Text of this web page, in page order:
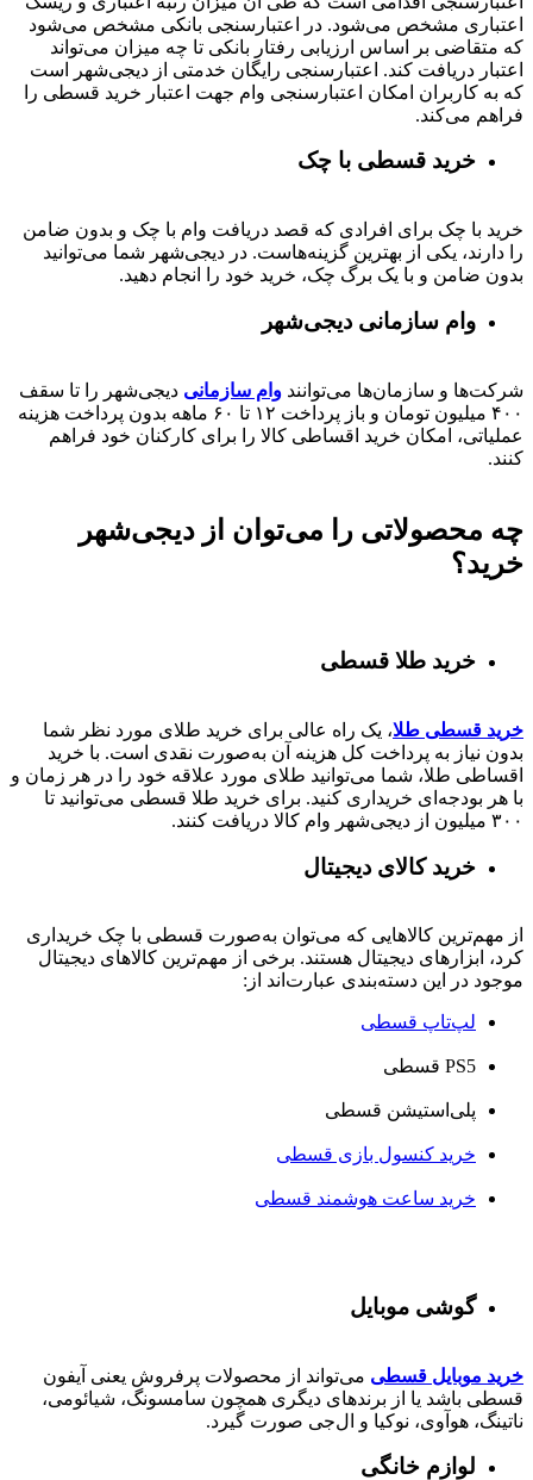
اعتباری مشخص می‌شود. در اعتبارسنجی بانکی مشخص می‌شود
که متقاضی بر اساس ارزیابی رفتار بانکی تا چه میزان می‌تواند
اعتبار دریافت کند. اعتبارسنجی رایگان خدمتی از دیجی‌شهر است
که به کاربران امکان اعتبارسنجی وام جهت اعتبار خرید قسطی را
فراهم می‌کند.
خرید قسطی با چک
خرید با چک برای افرادی که قصد دریافت وام با چک و بدون ضامن
را دارند، یکی از بهترین گزینه‌هاست. در دیجی‌شهر شما می‌توانید
بدون ضامن و با یک برگ چک، خرید خود را انجام دهید.
وام سازمانی دیجی‌شهر
شرکت‌ها و سازمان‌ها می‌توانند وام سازمانی دیجی‌شهر را تا سقف
۴۰۰ میلیون تومان و باز پرداخت ۱۲ تا ۶۰
ماهه بدون پرداخت هزینه
عملیاتی، امکان خرید اقساطی کالا را برای کارکنان خود فراهم
کنند.
چه محصولاتی را می‌توان از دیجی‌شهر
خرید؟
خرید طلا قسطی
خرید قسطی طلا، یک راه عالی برای خرید طلای مورد نظر شما
بدون نیاز به پرداخت کل هزینه آن به‌صورت نقدی است. با خرید
اقساطی طلا، شما می‌توانید طلای مورد علاقه خود را در هر زمان و
با هر بودجه‌ای خریداری کنید. برای خرید طلا قسطی می‌توانید تا
۳۰۰ میلیون از دیجی‌شهر وام کالا دریافت کنند.
خرید کالای دیجیتال
از مهم‌ترین کالاهایی که می‌توان به‌صورت قسطی با چک خریداری
کرد، ابزارهای دیجیتال هستند. برخی از مهم‌ترین کالاهای دیجیتال
موجود در این دسته‌بندی عبارت‌اند از:
لپ‌تاپ قسطی
PS5 قسطی
پلی‌استیشن قسطی
خرید کنسول بازی قسطی
خرید ساعت هوشمند قسطی
گوشی موبایل
خرید موبایل قسطی می‌تواند از محصولات پرفروش یعنی آیفون
قسطی باشد یا از برندهای دیگری همچون سامسونگ، شیائومی،
ناتینگ، هوآوی، نوکیا و ال‌جی صورت گیرد.
لوازم خانگی